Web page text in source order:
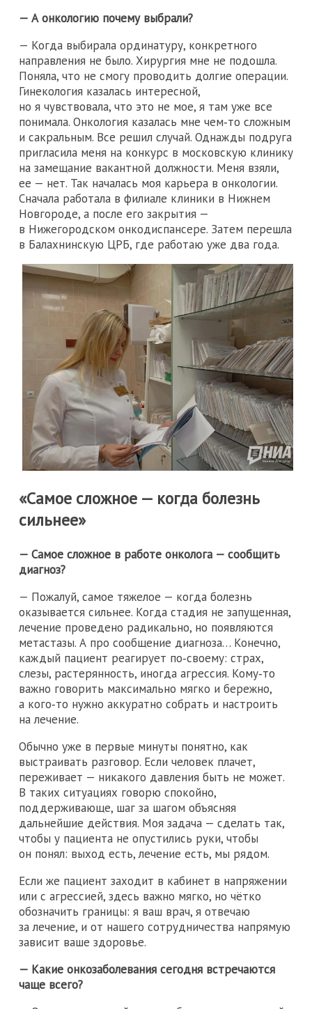
— А онкологию почему выбрали?
— Когда выбирала ординатуру, конкретного
направления не было. Хирургия мне не подошла.
Поняла, что не смогу проводить долгие операции.
Гинекология казалась интересной,
но я чувствовала, что это не мое, я там уже все
понимала. Онкология казалась мне чем‑то сложным
и сакральным. Все решил случай. Однажды подруга
пригласила меня на конкурс в московскую клинику
на замещание вакантной должности. Меня взяли,
ее — нет. Так началась моя карьера в онкологии.
Сначала работала в филиале клиники в Нижнем
Новгороде, а после его закрытия —
в Нижегородском онкодиспансере. Затем перешла
в Балахнинскую ЦРБ, где работаю уже два года.
«Самое сложное — когда болезнь
сильнее»
— Самое сложное в работе онколога — сообщить
диагноз?
— Пожалуй, самое тяжелое — когда болезнь
оказывается сильнее. Когда стадия не запущенная,
лечение проведено радикально, но появляются
метастазы. А про сообщение диагноза… Конечно,
каждый пациент реагирует по‑своему: страх,
слезы, растерянность, иногда агрессия. Кому‑то
важно говорить максимально мягко и бережно,
а кого‑то нужно аккуратно собрать и настроить
на лечение.
Обычно уже в первые минуты понятно, как
выстраивать разговор. Если человек плачет,
переживает — никакого давления быть не может.
В таких ситуациях говорю спокойно,
поддерживающе, шаг за шагом объясняя
дальнейшие действия. Моя задача — сделать так,
чтобы у пациента не опустились руки, чтобы
он понял: выход есть, лечение есть, мы рядом.
Если же пациент заходит в кабинет в напряжении
или с агрессией, здесь важно мягко, но чётко
обозначить границы: я ваш врач, я отвечаю
за лечение, и от нашего сотрудничества напрямую
зависит ваше здоровье.
— Какие онкозаболевания сегодня встречаются
чаще всего?